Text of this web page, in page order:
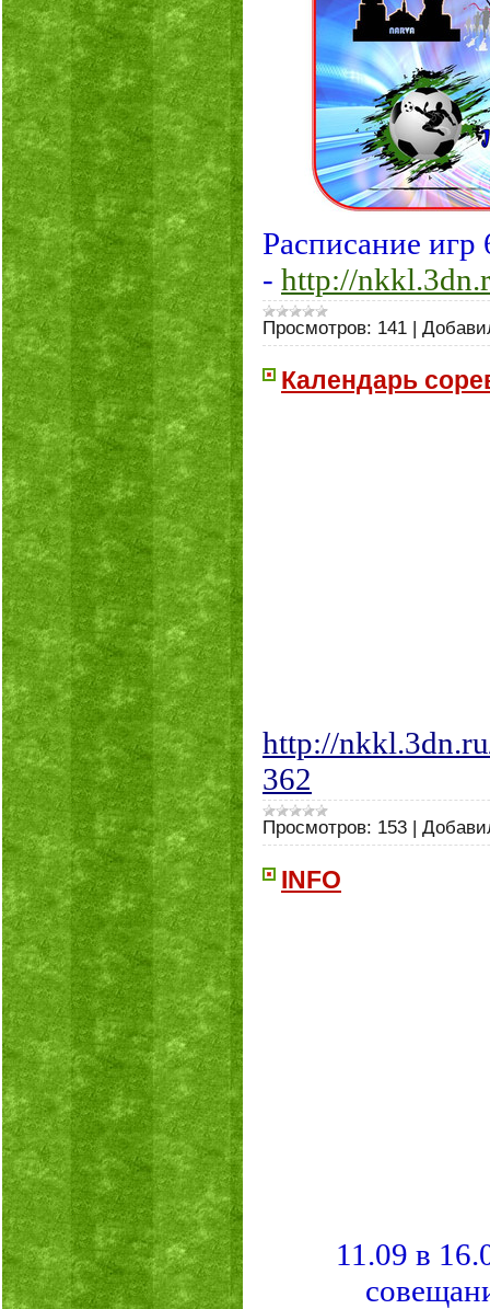
Расписание
- http://
Просмотров: 141 |
Календарь
http://
362
Просмотров: 153 |
INFO
11.09 в